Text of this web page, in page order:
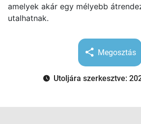
amelyek akár egy mélyebb
utalhatnak.
Megosztás
Utoljára szerkesztve: